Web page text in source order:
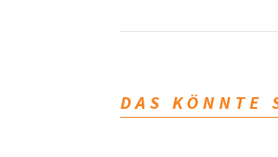
DAS KÖNNTE